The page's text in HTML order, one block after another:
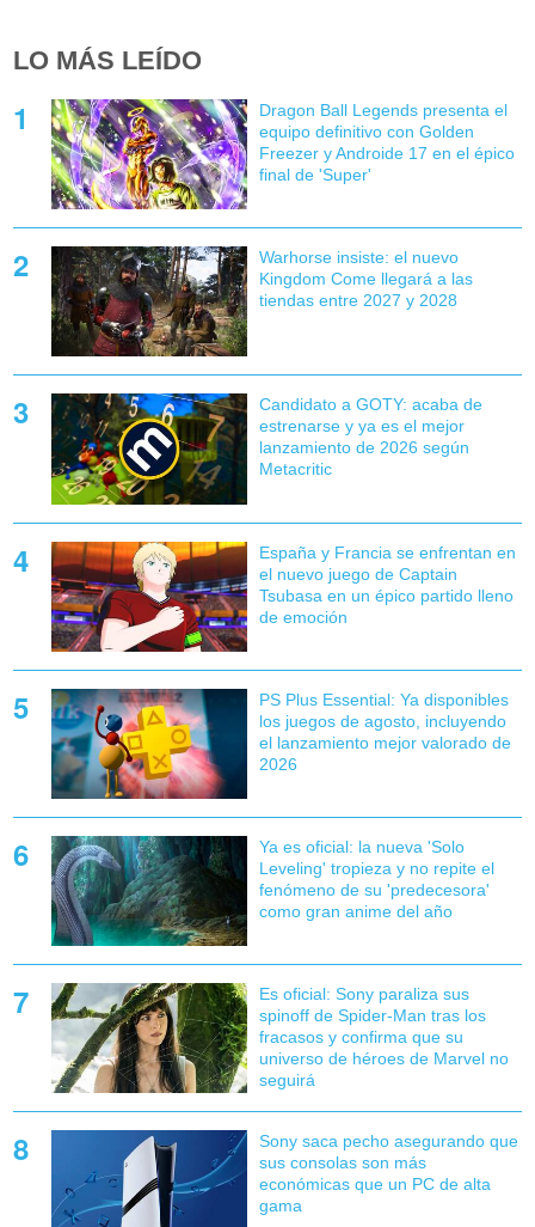
LO MÁS LEÍDO
Dragon Ball Legends presenta el
equipo definitivo con Golden
Freezer y Androide 17 en el épico
final de 'Super'
Warhorse insiste: el nuevo
Kingdom Come llegará a las
tiendas entre 2027 y 2028
Candidato a GOTY: acaba de
estrenarse y ya es el mejor
lanzamiento de 2026 según
Metacritic
España y Francia se enfrentan en
el nuevo juego de Captain
Tsubasa en un épico partido lleno
de emoción
PS Plus Essential: Ya disponibles
los juegos de agosto, incluyendo
el lanzamiento mejor valorado de
2026
Ya es oficial: la nueva 'Solo
Leveling' tropieza y no repite el
fenómeno de su 'predecesora'
como gran anime del año
Es oficial: Sony paraliza sus
spinoff de Spider-Man tras los
fracasos y confirma que su
universo de héroes de Marvel no
seguirá
Sony saca pecho asegurando que
sus consolas son más
económicas que un PC de alta
gama